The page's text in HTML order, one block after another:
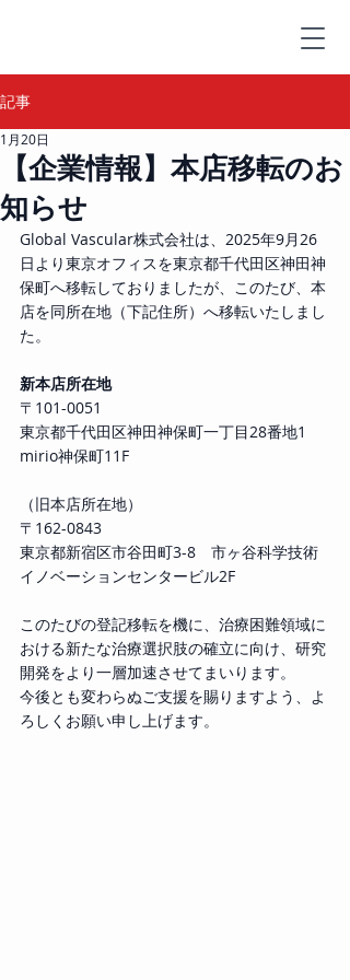
記事
【企業情報】本店移転のお
知らせ
1月20日
Global Vascular株式会社は、2025年9月26
日より東京オフィスを東京都千代田区神田神
保町へ移転しておりましたが、このたび、本
店を同所在地（下記住所）へ移転いたしまし
た。
新本店所在地
〒101-0051
東京都千代田区神田神保町一丁目28番地1
mirio神保町11F
（旧本店所在地）
〒162-0843
東京都新宿区市谷田町3-8　市ヶ谷科学技術
イノベーションセンタービル2F
このたびの登記移転を機に、治療困難領域に
おける新たな治療選択肢の確立に向け、研究
開発をより一層加速させてまいります。
今後とも変わらぬご支援を賜りますよう、よ
ろしくお願い申し上げます。